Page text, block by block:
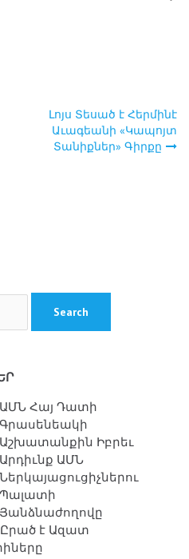
Լոյս Տեսած է Հերմինէ
Աւագեանի «Կապոյտ
Տանիքներ» Գիրքը
ԱՄՆ Հայ Դատի
Գրասենեակի
Աշխատանքին Իբրեւ
Արդիւնք ԱՄՆ
Ներկայացուցիչներու
Պալատի
Յանձնաժողովը
Ըրած է Ազատ